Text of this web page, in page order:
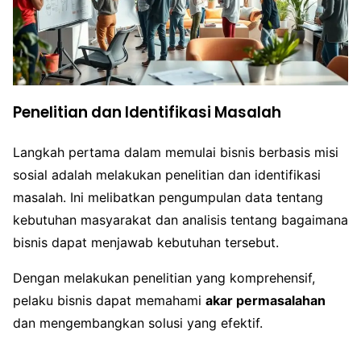
Penelitian dan Identifikasi Masalah
Langkah pertama dalam memulai bisnis berbasis misi
sosial adalah melakukan penelitian dan identifikasi
masalah. Ini melibatkan pengumpulan data tentang
kebutuhan masyarakat dan analisis tentang bagaimana
bisnis dapat menjawab kebutuhan tersebut.
Dengan melakukan penelitian yang komprehensif,
pelaku bisnis dapat memahami akar permasalahan
dan mengembangkan solusi yang efektif.